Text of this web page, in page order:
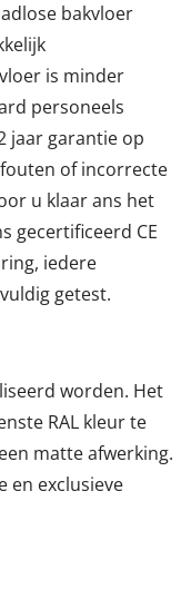
bakvloer
is minder
personeels
jaar garantie op
of incorrecte
u klaar ans het
gecertificeerd CE
iedere
getest.
worden. Het
RAL kleur te
matte afwerking.
en exclusieve